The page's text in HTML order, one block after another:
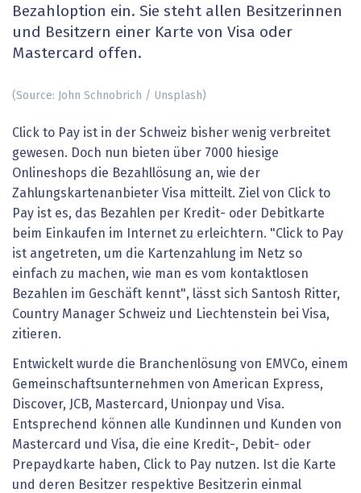
Bezahloption ein. Sie steht allen Besitzerinnen
und Besitzern einer Karte von Visa oder
Mastercard offen.
(Source: John Schnobrich / Unsplash)
Click to Pay ist in der Schweiz bisher wenig verbreitet
gewesen. Doch nun bieten über 7000 hiesige
Onlineshops die Bezahllösung an, wie der
Zahlungskartenanbieter Visa mitteilt. Ziel von Click to
Pay ist es, das Bezahlen per Kredit- oder Debitkarte
beim Einkaufen im Internet zu erleichtern. "Click to Pay
ist angetreten, um die Kartenzahlung im Netz so
einfach zu machen, wie man es vom kontaktlosen
Bezahlen im Geschäft kennt", lässt sich Santosh Ritter,
Country Manager Schweiz und Liechtenstein bei Visa,
zitieren.
Entwickelt wurde die Branchenlösung von EMVCo, einem
Gemeinschaftsunternehmen von American Express,
Discover, JCB, Mastercard, Unionpay und Visa.
Entsprechend können alle Kundinnen und Kunden von
Mastercard und Visa, die eine Kredit-, Debit- oder
Prepaydkarte haben, Click to Pay nutzen. Ist die Karte
und deren Besitzer respektive Besitzerin einmal